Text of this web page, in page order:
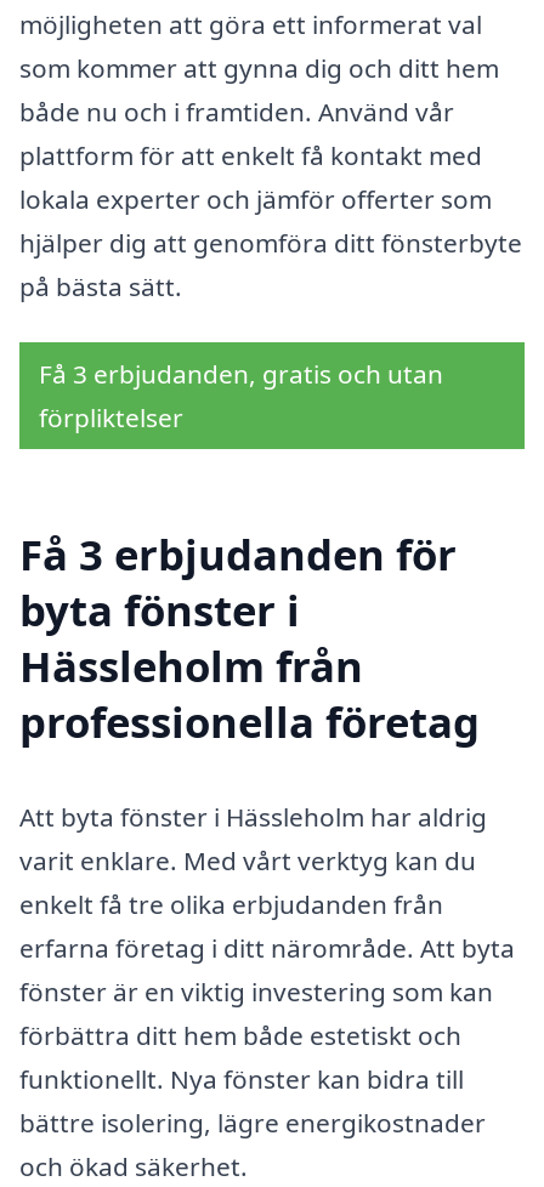
möjligheten att göra ett informerat val
som kommer att gynna dig och ditt hem
både nu och i framtiden. Använd vår
plattform för att enkelt få kontakt med
lokala experter och jämför offerter som
hjälper dig att genomföra ditt fönsterbyte
på bästa sätt.
Få 3 erbjudanden, gratis och utan
förpliktelser
Få 3 erbjudanden för
byta fönster i
Hässleholm från
professionella företag
Att byta fönster i Hässleholm har aldrig
varit enklare. Med vårt verktyg kan du
enkelt få tre olika erbjudanden från
erfarna företag i ditt närområde. Att byta
fönster är en viktig investering som kan
förbättra ditt hem både estetiskt och
funktionellt. Nya fönster kan bidra till
bättre isolering, lägre energikostnader
och ökad säkerhet.